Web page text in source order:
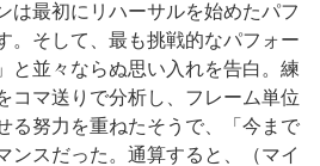
は最初にリハーサルを始めたパフ
。そして、最も挑戦的なパフォー
と並々ならぬ思い入れを告白。練
コマ送りで分析し、フレーム単位
る努力を重ねたそうで、「今まで
ンスだった。通算すると、（マイ